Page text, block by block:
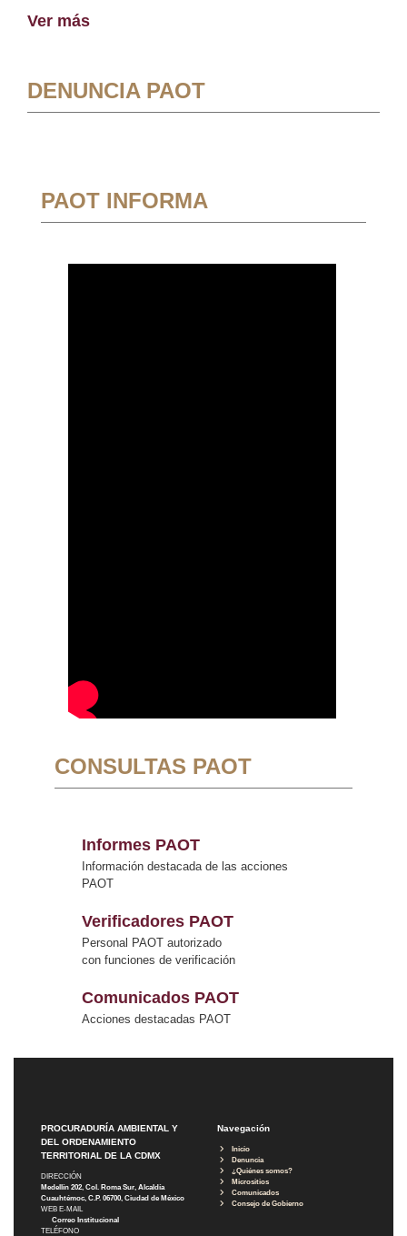
Ver más
DENUNCIA PAOT
PAOT INFORMA
CONSULTAS PAOT
Informes PAOT
Información destacada de las acciones
PAOT
Verificadores PAOT
Personal PAOT autorizado
con funciones de verificación
Comunicados PAOT
Acciones destacadas PAOT
PROCURADURÍA AMBIENTAL Y
DEL ORDENAMIENTO
TERRITORIAL DE LA CDMX
DIRECCIÓN
Medellín 202, Col. Roma Sur, Alcaldía
Cuauhtémoc, C.P. 06700, Ciudad de México
WEB E-MAIL
Correo Institucional
TELÉFONO
Navegación
Inicio
Denuncia
¿Quiénes somos?
Micrositios
Comunicados
Consejo de Gobierno